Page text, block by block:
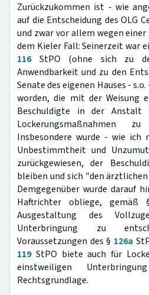
Zurückzukommen ist - wie
auf die Entscheidung des OLG
und zwar vor allem wegen
dem Kieler Fall: Seinerzeit war
116StPO (ohne sich zu
Anwendbarkeit und zu den
Senate des eigenen Hauses -
worden, die mit der Weisung
Beschuldigte in der Anstalt
Lockerungsmaßnahmen
Insbesondere wurde - wie ich
Unbestimmtheit und
zurückgewiesen, der
bleiben und sich "den
Demgegenüber wurde darauf
Haftrichter obliege, gemäß
Ausgestaltung des
Unterbringung zu
Voraussetzungen des § 126a
119StPO biete auch für
einstweiligen
Rechtsgrundlage.